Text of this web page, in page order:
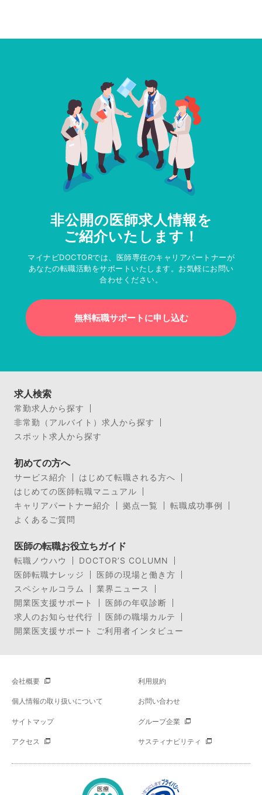
非公開の医師求人情報を
ご紹介いたします！
マイナビDOCTORでは、医師専任のキャリアパートナーが
あなたの転職活動をサポートいたします。お気軽にお問い
合わせください。
無料転職サポートに申し込む
求人検索
常勤求人から探す
非常勤（アルバイト）求人から探す
スポット求人から探す
初めての方へ
サービス紹介
はじめて転職される方へ
はじめての医師転職マニュアル
キャリアパートナー紹介
拠点一覧
転職成功事例
よくあるご質問
医師の転職お役立ちガイド
転職ノウハウ
DOCTOR’S COLUMN
医師転職ナレッジ
医師の現場と働き方
スペシャルコラム
業界ニュース
開業医支援サポート
医師の年収診断
求人のお知らせ代行
医師の職場カルテ
開業医支援サポート ご利用者インタビュー
会社概要 利用規約
個人情報の取り扱いについて お問い合わせ
サイトマップ グループ企業
アクセス サスティナビリティ